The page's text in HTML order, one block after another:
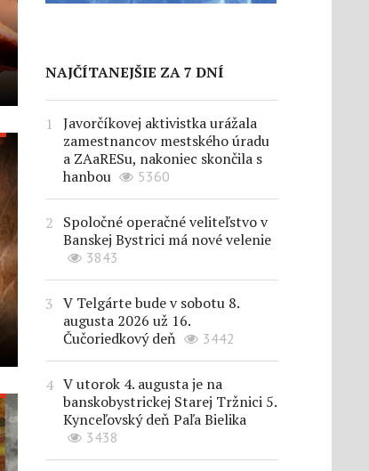
NAJČÍTANEJŠIE ZA 7 DNÍ
Javorčíkovej aktivistka urážala
zamestnancov mestského úradu
a ZAaRESu, nakoniec skončila s
hanbou
5360
Spoločné operačné veliteľstvo v
Banskej Bystrici má nové velenie
3843
V Telgárte bude v sobotu 8.
augusta 2026 už 16.
Čučoriedkový deň
3442
V utorok 4. augusta je na
banskobystrickej Starej Tržnici 5.
Kynceľovský deň Paľa Bielika
3438